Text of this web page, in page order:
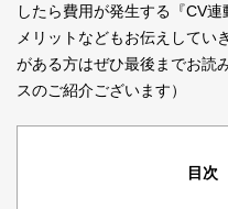
したら費用が発生する『CV
メリットなどもお伝えしてい
がある方はぜひ最後までお読
スのご紹介ございます）
目次